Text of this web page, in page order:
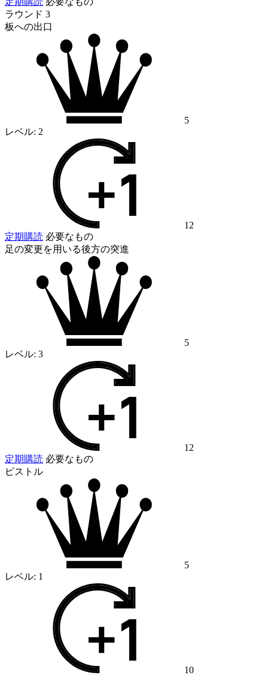
ラウンド 3
板への出口
5
レベル: 2
12
定期購読 必要なもの
足の変更を用いる後方の突進
5
レベル: 3
12
定期購読 必要なもの
ピストル
5
レベル: 1
10